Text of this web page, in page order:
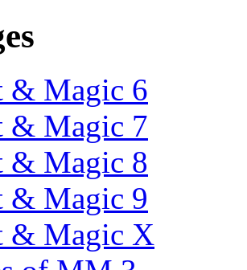
& Magic 6
& Magic 7
& Magic 8
& Magic 9
& Magic X